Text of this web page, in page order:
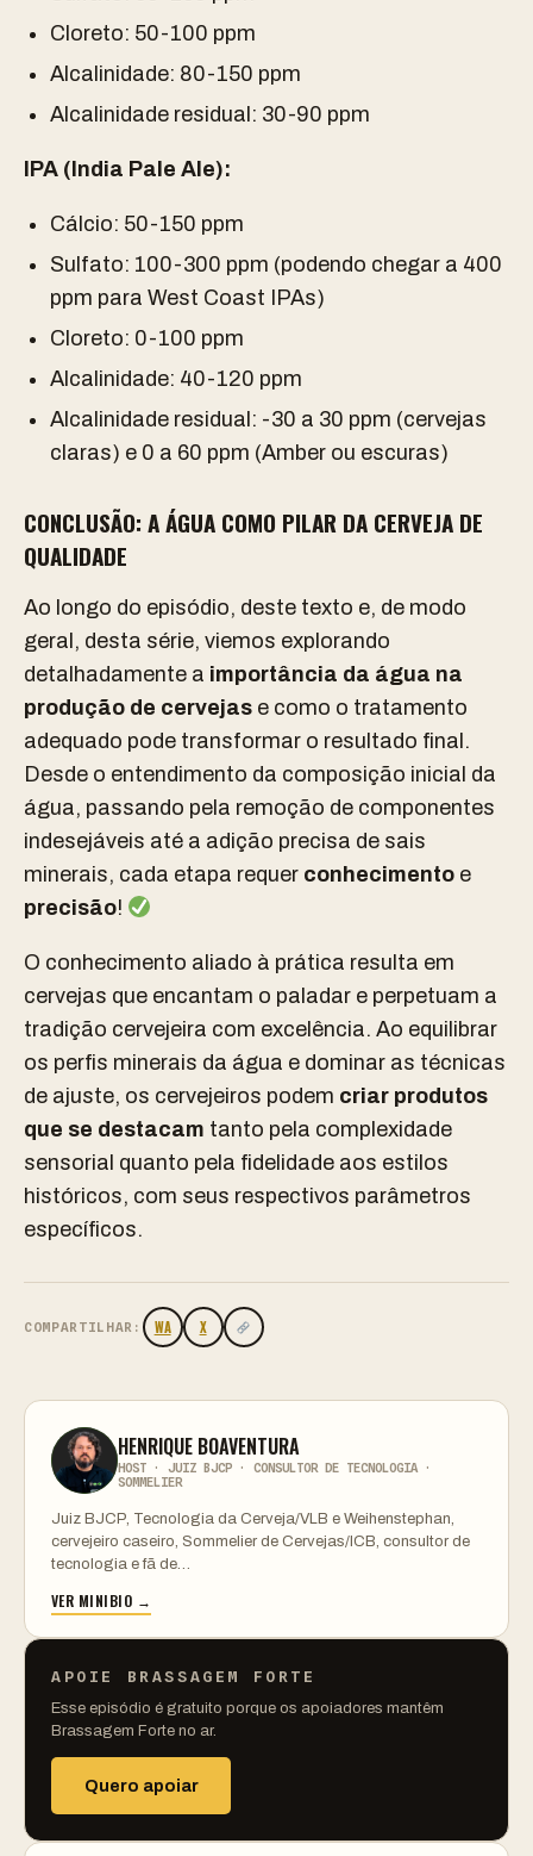
Cloreto: 50-100 ppm
Alcalinidade: 80-150 ppm
Alcalinidade residual: 30-90 ppm
IPA (India Pale Ale):
Cálcio: 50-150 ppm
Sulfato: 100-300 ppm (podendo chegar a 400
ppm para West Coast IPAs)
Cloreto: 0-100 ppm
Alcalinidade: 40-120 ppm
Alcalinidade residual: -30 a 30 ppm (cervejas
claras) e 0 a 60 ppm (Amber ou escuras)
CONCLUSÃO: A ÁGUA COMO PILAR DA CERVEJA DE
QUALIDADE
Ao longo do episódio, deste texto e, de modo
geral, desta série, viemos explorando
detalhadamente a importância da água na
produção de cervejas e como o tratamento
adequado pode transformar o resultado final.
Desde o entendimento da composição inicial da
água, passando pela remoção de componentes
indesejáveis até a adição precisa de sais
minerais, cada etapa requer conhecimento e
precisão!
O conhecimento aliado à prática resulta em
cervejas que encantam o paladar e perpetuam a
tradição cervejeira com excelência. Ao equilibrar
os perfis minerais da água e dominar as técnicas
de ajuste, os cervejeiros podem criar produtos
que se destacam tanto pela complexidade
sensorial quanto pela fidelidade aos estilos
históricos, com seus respectivos parâmetros
específicos.
COMPARTILHAR: WA X
HENRIQUE BOAVENTURA
HOST · JUIZ BJCP · CONSULTOR DE TECNOLOGIA ·
SOMMELIER
Juiz BJCP, Tecnologia da Cerveja/VLB e Weihenstephan,
cervejeiro caseiro, Sommelier de Cervejas/ICB, consultor de
tecnologia e fã de…
VER MINIBIO →
APOIE BRASSAGEM FORTE
Esse episódio é gratuito porque os apoiadores mantêm
Brassagem Forte no ar.
Quero apoiar